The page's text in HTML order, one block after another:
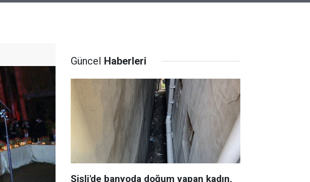
Güncel Haberleri
Şişli'de banyoda doğum yapan kadın,